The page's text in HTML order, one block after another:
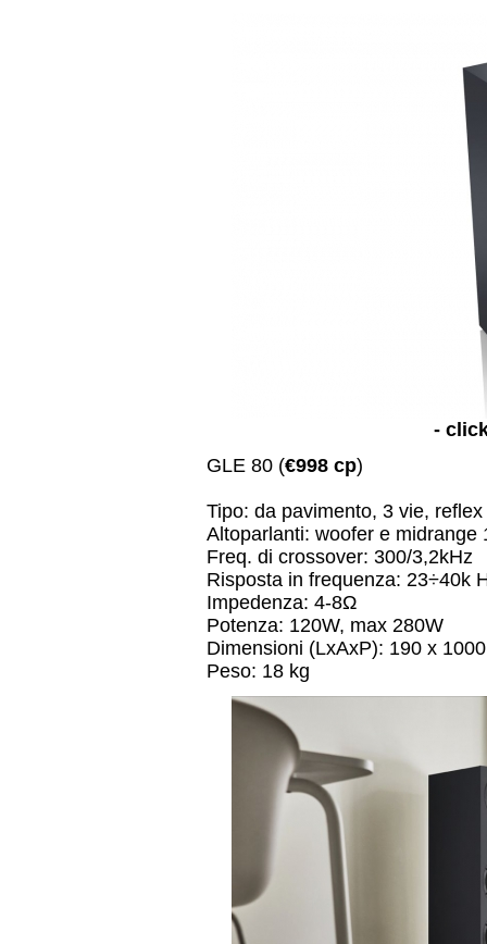
-
GLE 80 (€998 cp)
Tipo: da pavimento, 3 vie, reflex
Altoparlanti: woofer e midrange
Freq. di crossover: 300/3,2kHz
Risposta in frequenza: 23÷40k
Impedenza: 4-8Ω
Potenza: 120W, max 280W
Dimensioni (LxAxP): 190 x
Peso: 18 kg